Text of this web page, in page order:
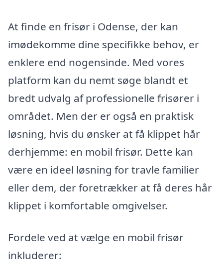
At finde en frisør i Odense, der kan
imødekomme dine specifikke behov, er
enklere end nogensinde. Med vores
platform kan du nemt søge blandt et
bredt udvalg af professionelle frisører i
området. Men der er også en praktisk
løsning, hvis du ønsker at få klippet hår
derhjemme: en mobil frisør. Dette kan
være en ideel løsning for travle familier
eller dem, der foretrækker at få deres hår
klippet i komfortable omgivelser.
Fordele ved at vælge en mobil frisør
inkluderer: